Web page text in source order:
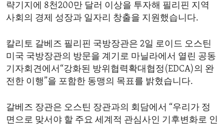
략기지에 8천200만 달러 이상을 투자해 필리핀 지역
사회의 경제 성장과 일자리 창출을 지원했습니다.
칼리토 갈베즈 필리핀 국방장관은 2일 로이드 오스틴
미국 국방장관의 방문을 계기로 마닐라에서 열린 공동
기자회견에서“강화된 방위협력확대협정(EDCA)의 완
전한 이행”을 포함한 동맹의 목표를 밝혔습니다.
갈베즈 장관은 오스틴 장관과의 회담에서 “우리가 정
면으로 맞서야 할 주요 세계적 관심사인 기후변화로 인